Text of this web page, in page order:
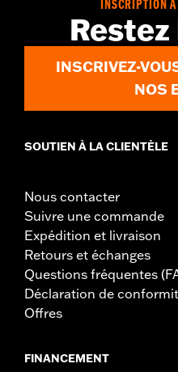
INSCRIPTION
INSCRIVEZ-
NOS
SOUTIEN À LA CLIENTÈLE
Nous contacter
Suivre une commande
Expédition et livraison
Retours et échanges
Questions fréquentes
Déclaration de
Offres
FINANCEMENT